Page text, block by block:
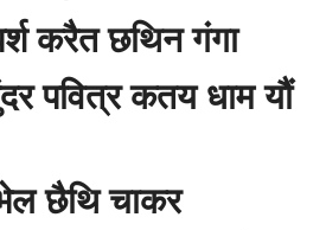
करैत छथिन गंगा
पवित्र कतय धाम यौं
छैथि चाकर